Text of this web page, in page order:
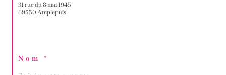
31 rue du 8 mai 1945
69550 Amplepuis
Nom *